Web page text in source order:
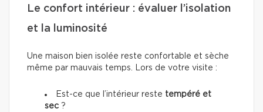
Le confort intérieur : évaluer l’isolation
et la luminosité
Une maison bien isolée reste confortable et sèche
même par mauvais temps. Lors de votre visite :
Est-ce que l’intérieur reste tempéré et
sec ?